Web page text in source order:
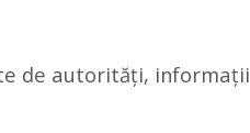
de autorități, informații